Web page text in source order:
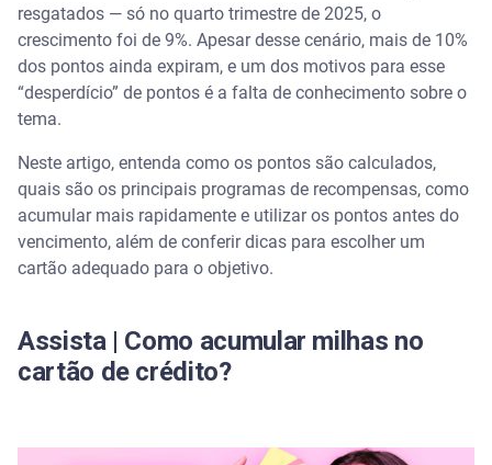
Quais são os tipos de programa de recompensas
Programa de pontos
Programas de fidelidade e milhas
Qual a diferença entre pontos do cartão de crédito e
milhas aéreas?
Como acumular pontos mais rápido no cartão de
crédito
resgatados — só no quarto trimestre de 2025, o
crescimento foi de 9%. Apesar desse cenário, mais de 10%
dos pontos ainda expiram, e um dos motivos para esse
“desperdício” de pontos é a falta de conhecimento sobre o
tema.
Neste artigo, entenda como os pontos são calculados,
quais são os principais programas de recompensas, como
acumular mais rapidamente e utilizar os pontos antes do
vencimento, além de conferir dicas para escolher um
cartão adequado para o objetivo.
Assista | Como acumular milhas no
cartão de crédito?